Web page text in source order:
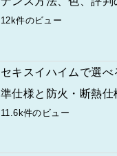
12k件のビュー
セキスイハイムで選
準仕様と防火・断熱仕
11.6k件のビュー